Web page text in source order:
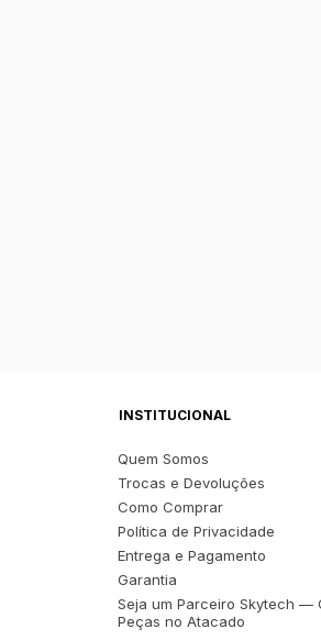
INSTITUCIONAL
Quem Somos
Trocas e Devoluções
Como Comprar
Política de Privacidade
Entrega e Pagamento
Garantia
Seja um Parceiro Skytech —
Peças no Atacado